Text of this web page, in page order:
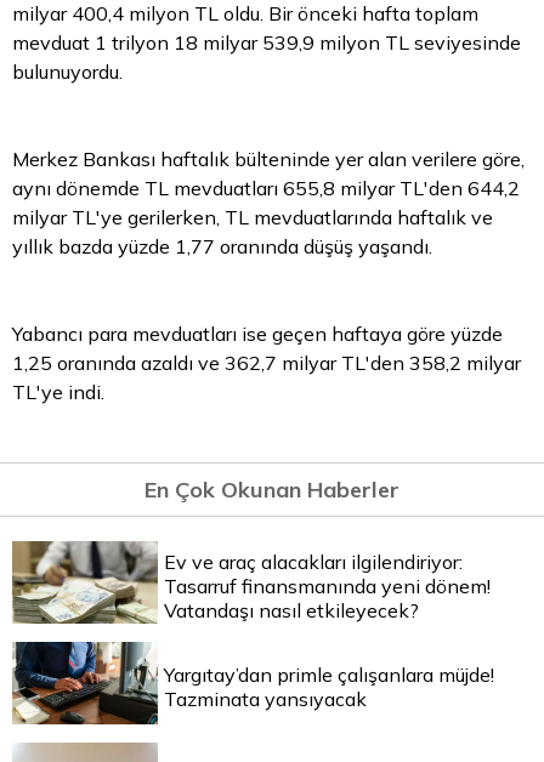
milyar 400,4 milyon TL oldu. Bir önceki hafta toplam
mevduat 1 trilyon 18 milyar 539,9 milyon TL seviyesinde
bulunuyordu.
Merkez Bankası haftalık bülteninde yer alan verilere göre,
aynı dönemde TL mevduatları 655,8 milyar TL'den 644,2
milyar TL'ye gerilerken, TL mevduatlarında haftalık ve
yıllık bazda yüzde 1,77 oranında düşüş yaşandı.
Yabancı para mevduatları ise geçen haftaya göre yüzde
1,25 oranında azaldı ve 362,7 milyar TL'den 358,2 milyar
TL'ye indi.
En Çok Okunan Haberler
Ev ve araç alacakları ilgilendiriyor:
Tasarruf finansmanında yeni dönem!
Vatandaşı nasıl etkileyecek?
Yargıtay’dan primle çalışanlara müjde!
Tazminata yansıyacak